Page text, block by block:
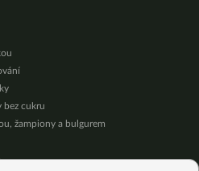
bez cukru
žampiony a bulgurem